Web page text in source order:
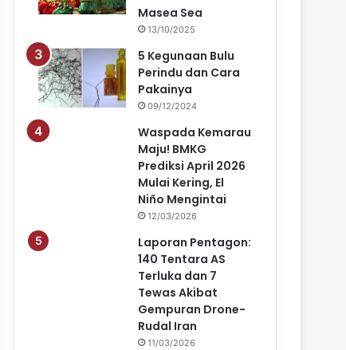
Masea Sea
13/10/2025
5 Kegunaan Bulu
Perindu dan Cara
Pakainya
09/12/2024
Waspada Kemarau
Maju! BMKG
Prediksi April 2026
Mulai Kering, El
Niño Mengintai
12/03/2026
Laporan Pentagon:
140 Tentara AS
Terluka dan 7
Tewas Akibat
Gempuran Drone-
Rudal Iran
11/03/2026